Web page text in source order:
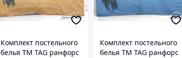
Комплект постельного
белья TM TAG ранфорс
Комплект постельного
белья TM TAG ранфорс